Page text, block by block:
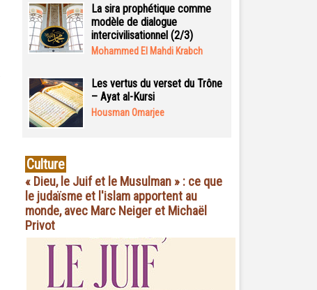
La sira prophétique comme
modèle de dialogue
intercivilisationnel (2/3)
Mohammed El Mahdi Krabch
Les vertus du verset du Trône
– Ayat al-Kursi
Housman Omarjee
Culture
« Dieu, le Juif et le Musulman » : ce que
le judaïsme et l'islam apportent au
monde, avec Marc Neiger et Michaël
Privot